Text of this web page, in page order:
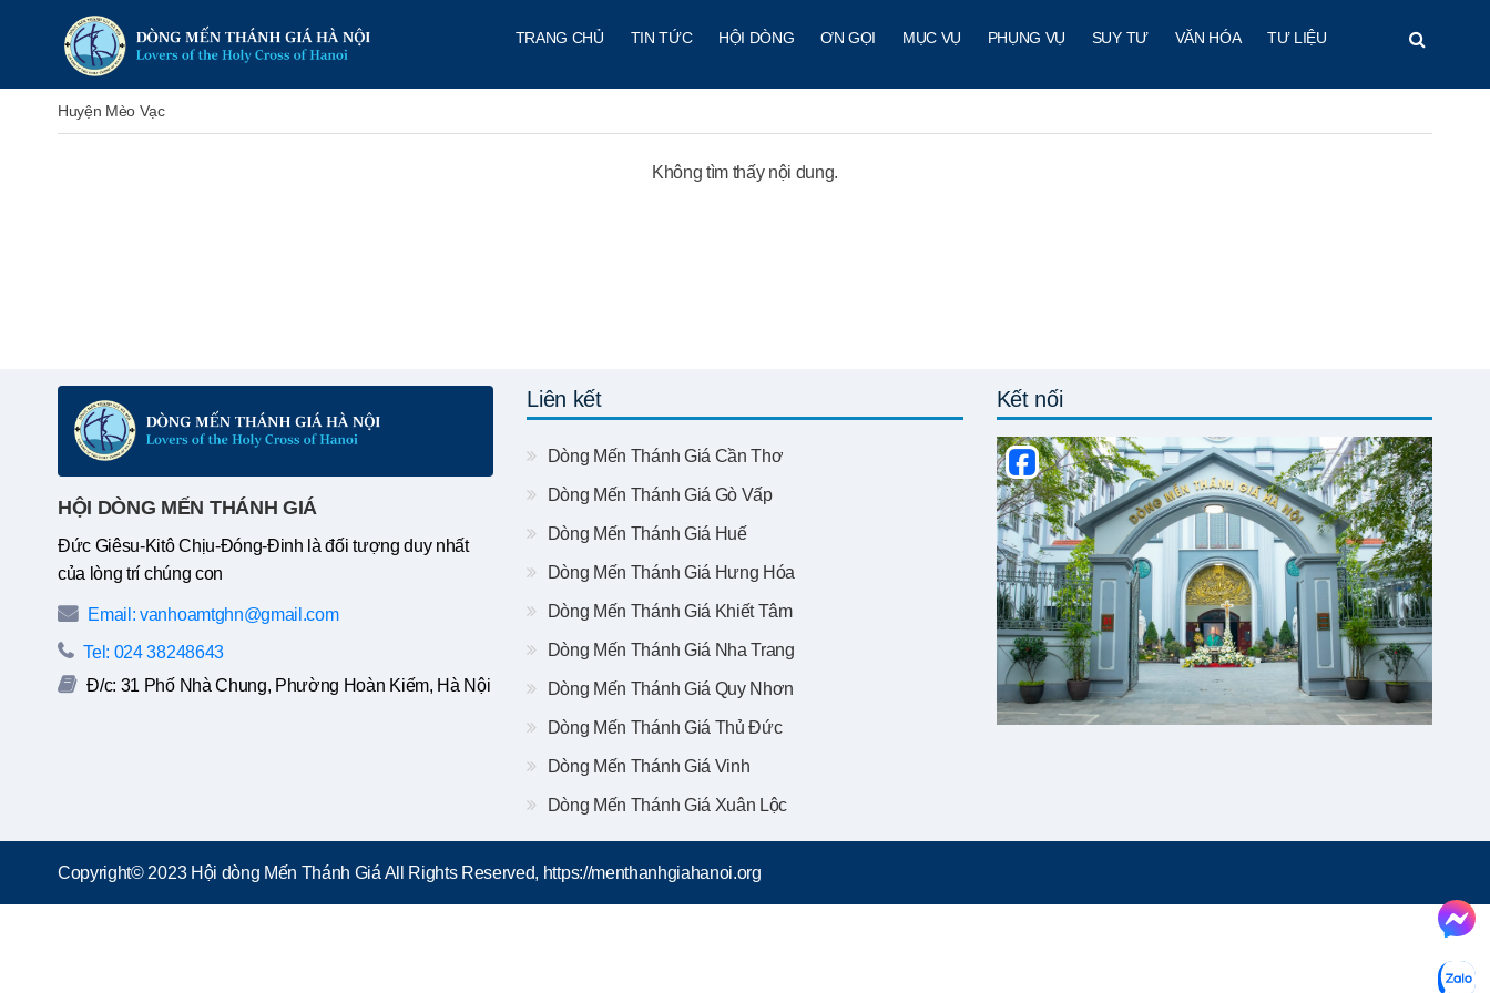
TRANG CHỦ TIN TỨC HỘI DÒNG ƠN GỌI MỤC VỤ PHỤNG VỤ SUY TƯ VĂN HÓA TƯ LIỆU
Huyện Mèo Vạc
Không tìm thấy nội dung.
HỘI DÒNG MẾN THÁNH GIÁ
Đức Giêsu-Kitô Chịu-Đóng-Đinh là đối tượng duy nhất
của lòng trí chúng con
Email: vanhoamtghn@gmail.com
Tel: 024 38248643
Đ/c: 31 Phố Nhà Chung, Phường Hoàn Kiếm, Hà Nội
Liên kết
Dòng Mến Thánh Giá Cần Thơ
Dòng Mến Thánh Giá Gò Vấp
Dòng Mến Thánh Giá Huế
Dòng Mến Thánh Giá Hưng Hóa
Dòng Mến Thánh Giá Khiết Tâm
Dòng Mến Thánh Giá Nha Trang
Dòng Mến Thánh Giá Quy Nhơn
Dòng Mến Thánh Giá Thủ Đức
Dòng Mến Thánh Giá Vinh
Dòng Mến Thánh Giá Xuân Lộc
Kết nối
Copyright© 2023 Hội dòng Mến Thánh Giá All Rights Reserved, https://menthanhgiahanoi.org